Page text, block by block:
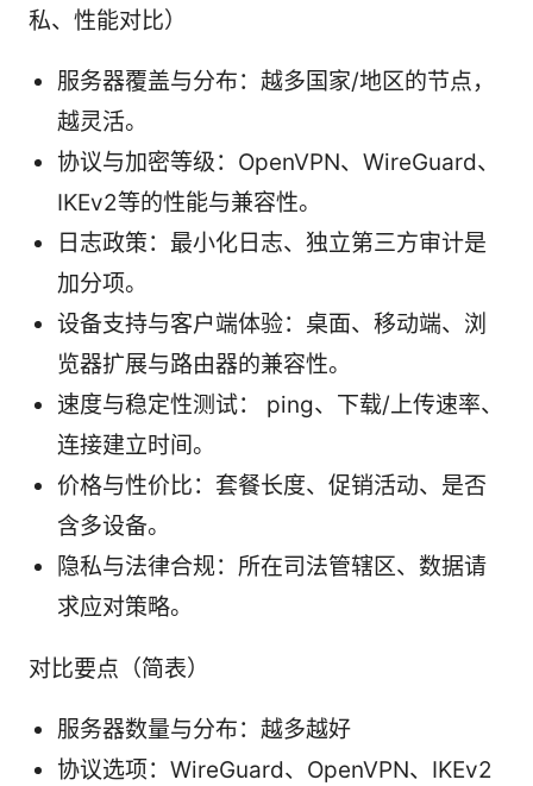
私、性能对比）
服务器覆盖与分布：越多国家/地区的节点，
越灵活。
协议与加密等级：OpenVPN、WireGuard、
IKEv2等的性能与兼容性。
日志政策：最小化日志、独立第三方审计是
加分项。
设备支持与客户端体验：桌面、移动端、浏
览器扩展与路由器的兼容性。
速度与稳定性测试： ping、下载/上传速率、
连接建立时间。
价格与性价比：套餐长度、促销活动、是否
含多设备。
隐私与法律合规：所在司法管辖区、数据请
求应对策略。
对比要点（简表）
服务器数量与分布：越多越好
协议选项：WireGuard、OpenVPN、IKEv2